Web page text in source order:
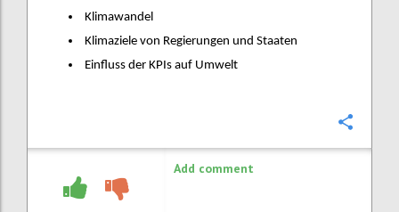
Klimawandel
Klimaziele von Regierungen und Staaten
Einfluss der KPIs auf Umwelt
Add comment